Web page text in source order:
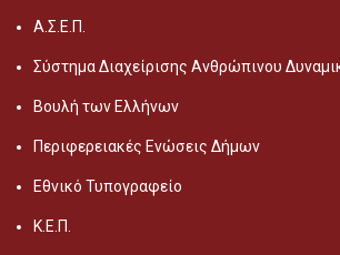
Α.Σ.Ε.Π.
Σύστημα Διαχείρισης Ανθρώπινου
Βουλή των Ελλήνων
Περιφερειακές Ενώσεις Δήμων
Εθνικό Τυπογραφείο
Κ.Ε.Π.